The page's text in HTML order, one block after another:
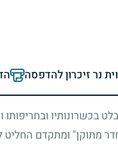
נר זיכרון להדפסה
בכשרונותיו ובחריפותו
מתוקן" ומתקדם החליט